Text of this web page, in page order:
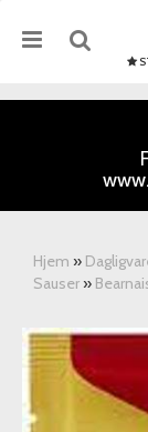
Hjem »
Sauser »